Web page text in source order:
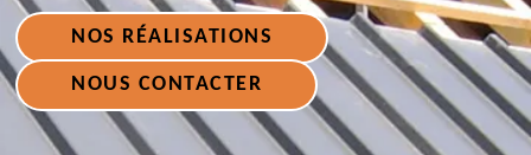
NOS RÉALISATIONS
NOUS CONTACTER